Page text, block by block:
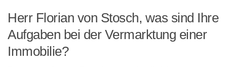
Herr Florian von Stosch, was sind Ihre
Aufgaben bei der Vermarktung einer
Immobilie?